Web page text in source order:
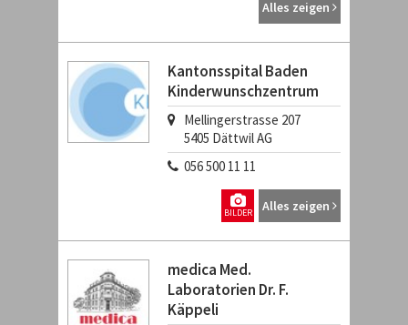
Alles zeigen
Kantonsspital Baden
Kinderwunschzentrum
Mellingerstrasse 207
5405 Dättwil AG
056 500 11 11
Alles zeigen
BILDER
medica Med.
Laboratorien Dr. F.
Käppeli